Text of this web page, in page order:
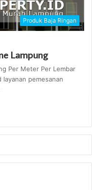
Produk Baja Ringan
Lampung
Per Meter Per Lembar
pemesanan